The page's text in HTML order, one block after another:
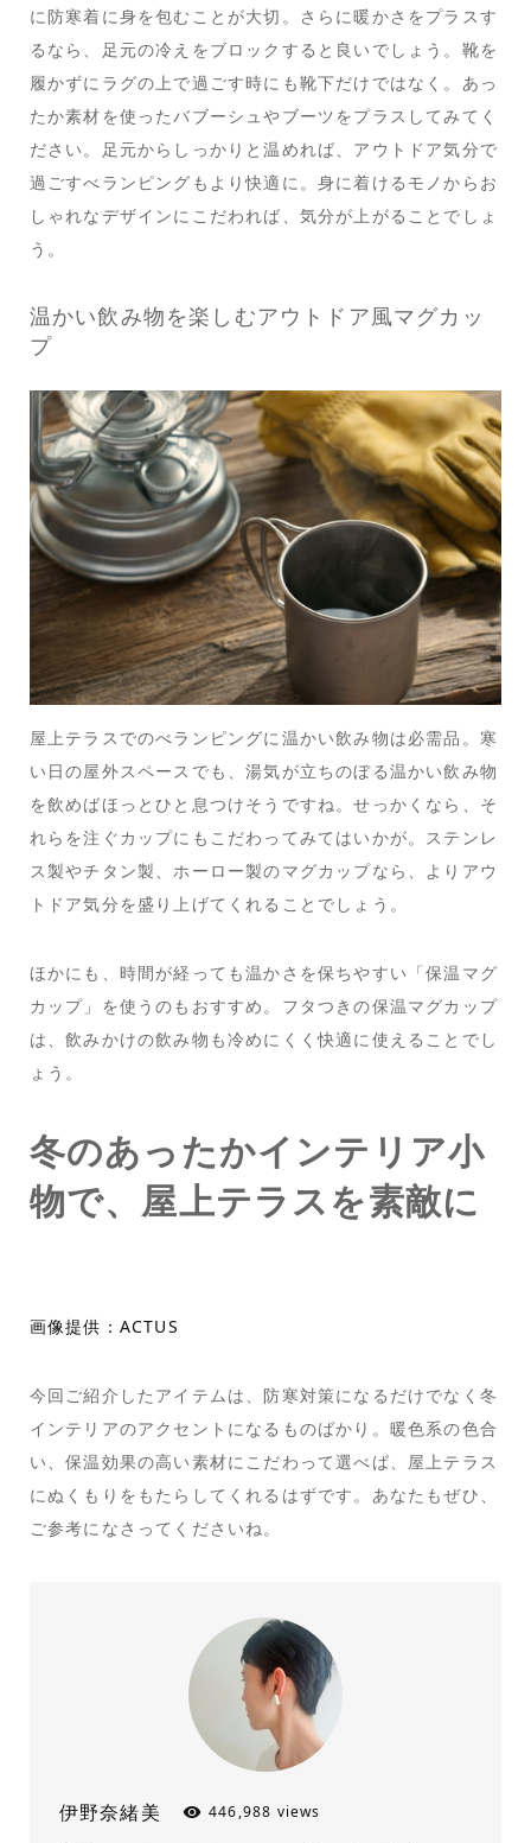
に防寒着に身を包むことが大切。さらに暖かさをプラスす
るなら、足元の冷えをブロックすると良いでしょう。靴を
履かずにラグの上で過ごす時にも靴下だけではなく。あっ
たか素材を使ったバブーシュやブーツをプラスしてみてく
ださい。足元からしっかりと温めれば、アウトドア気分で
過ごすべランピングもより快適に。身に着けるモノからお
しゃれなデザインにこだわれば、気分が上がることでしょ
う。
温かい飲み物を楽しむアウトドア風マグカッ
プ
屋上テラスでのべランピングに温かい飲み物は必需品。寒
い日の屋外スペースでも、湯気が立ちのぼる温かい飲み物
を飲めばほっとひと息つけそうですね。せっかくなら、そ
れらを注ぐカップにもこだわってみてはいかが。ステンレ
ス製やチタン製、ホーロー製のマグカップなら、よりアウ
トドア気分を盛り上げてくれることでしょう。
ほかにも、時間が経っても温かさを保ちやすい「保温マグ
カップ」を使うのもおすすめ。フタつきの保温マグカップ
は、飲みかけの飲み物も冷めにくく快適に使えることでし
ょう。
冬のあったかインテリア小
物で、屋上テラスを素敵に
画像提供：ACTUS
今回ご紹介したアイテムは、防寒対策になるだけでなく冬
インテリアのアクセントになるものばかり。暖色系の色合
い、保温効果の高い素材にこだわって選べば、屋上テラス
にぬくもりをもたらしてくれるはずです。あなたもぜひ、
ご参考になさってくださいね。
伊野奈緒美 446,988 views